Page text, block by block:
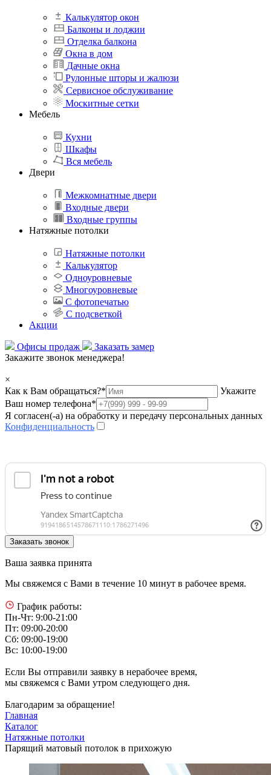
Калькулятор окон
Балконы и лоджии
Отделка балкона
Окна в дом
Дачные окна
Рулонные шторы и жалюзи
Сервисное обслуживание
Москитные сетки
Мебель
Кухни
Шкафы
Вся мебель
Двери
Межкомнатные двери
Входные двери
Входные группы
Натяжные потолки
Натяжные потолки
Калькулятор
Одноуровневые
Многоуровневые
С фотопечатью
С подсветкой
Акции
Офисы продаж
Заказать замер
Закажите звонок менеджера!
×
Как к Вам обращаться?*
Укажите
Ваш номер телефона*
Я согласен(-а) на обработку и передачу персональных данных
Конфиденциальность
Ваша заявка принята
Мы свяжемся с Вами в течение 10 минут в рабочее время.
График работы:
Пн-Чт: 9:00-21:00
Пт: 09:00-20:00
Сб: 09:00-19:00
Вс: 10:00-19:00
Если Вы отправили заявку в нерабочее время,
мы свяжемся с Вами утром следующего дня.
Благодарим за обращение!
Главная
Каталог
Натяжные потолки
Парящий матовый потолок в прихожую